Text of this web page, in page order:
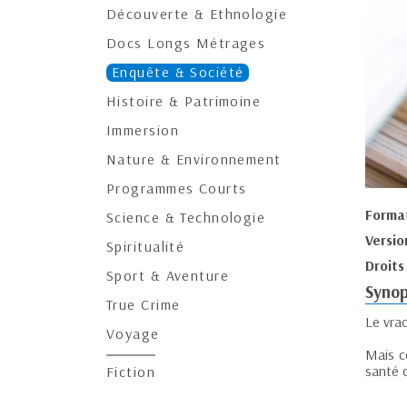
Découverte & Ethnologie
Docs Longs Métrages
Enquête & Société
Histoire & Patrimoine
Immersion
Nature & Environnement
Programmes Courts
Science & Technologie
Spiritualité
Sport & Aventure
True Crime
Voyage
Fiction
Le
Mais
santé